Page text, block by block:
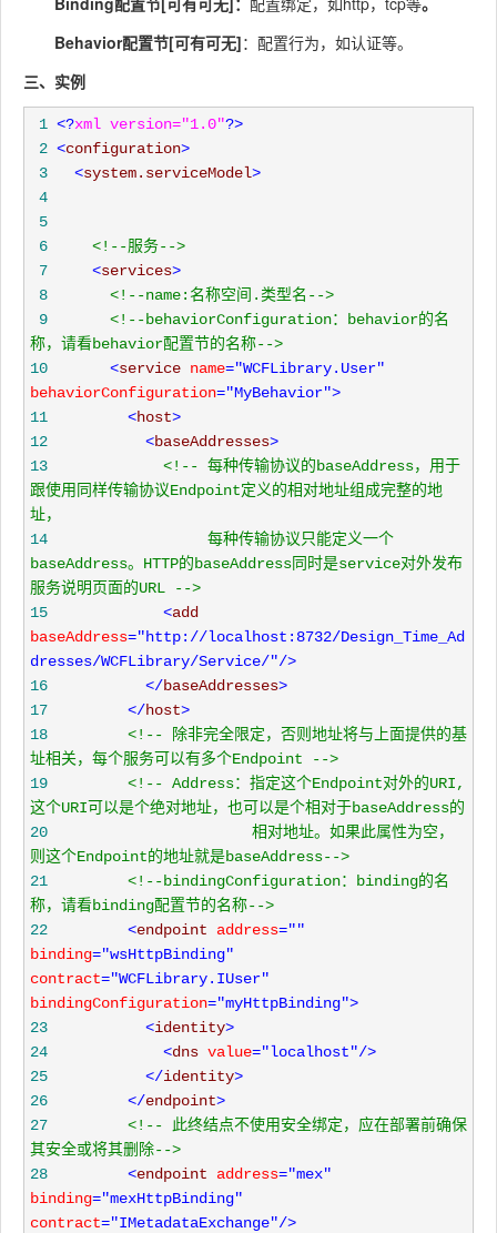
Behavior配置节[可有可无]：配置行为，如认证等。
三、实例
1 <?xml version="1.0"?>
2 <configuration>
3
<system.serviceModel>
4
5
6
<!--服务-->
7
<services>
8
<!--name:名称空间.类型名 -->
9
<!--behaviorConfiguration：behavior的名
称，请看behavior配置节的名称-->
10
<service name="WCFLibrary.User"
behaviorConfiguration="MyBehavior">
11
<host>
12
<baseAddresses>
13
<!-- 每种传输协议的baseAddress，用于
跟使用同样传输协议Endpoint定义的相对地址组成完整的地
14
                 每种传输协议只能定义一个
baseAddress。HTTP的baseAddress同时是service对外发布
服务说明页面的URL
-->
15
<
baseAddress="http://localhost:8732/Design_Time_Ad
dresses/WCFLibrary/Service/"/>
16
</baseAddresses>
17
</host>
18
<!-- 除非完全限定，否则地址将与上面提供的基
址相关，每个服务可以有多个Endpoint
-->
19
<!-- Address：指定这个Endpoint对外的URI,
20
                      相对地址。如果此属性为空，
则这个Endpoint的地址就是baseAddress-->
21
<!--bindingConfiguration：binding的名
称，请看binding配置节的名称-->
22
<endpoint address=""
binding="wsHttpBinding"
contract="WCFLibrary.IUser"
bindingConfiguration="myHttpBinding">
23
<identity>
24
<dns value="localhost"/>
25
</identity>
26
</endpoint>
27
<!-- 此终结点不使用安全绑定，应在部署前确保
其安全或将其删除-->
28
<endpoint address="mex"
binding="mexHttpBinding"
contract="IMetadataExchange"/>